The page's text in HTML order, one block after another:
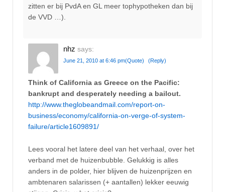
zitten er bij PvdA en GL meer tophypotheken dan bij
de VVD …).
nhz says:
June 21, 2010 at 6:46 pm(Quote) (Reply)
Think of California as Greece on the Pacific:
bankrupt and desperately needing a bailout.
http://www.theglobeandmail.com/report-on-
business/economy/california-on-verge-of-system-
failure/article1609891/
Lees vooral het latere deel van het verhaal, over het
verband met de huizenbubble. Gelukkig is alles
anders in de polder, hier blijven de huizenprijzen en
ambtenaren salarissen (+ aantallen) lekker eeuwig